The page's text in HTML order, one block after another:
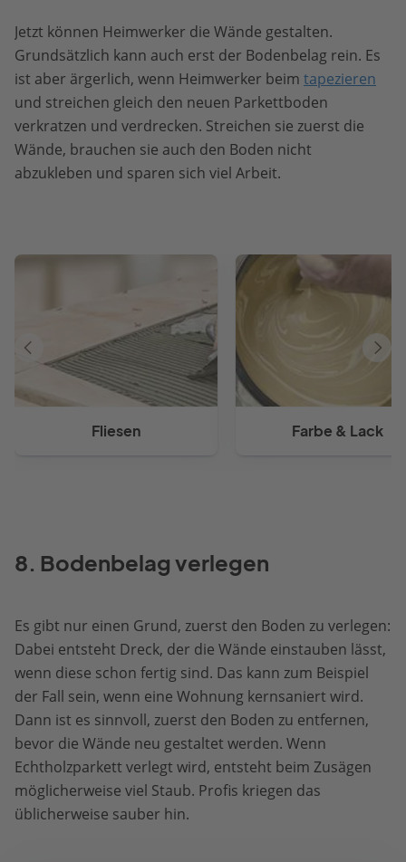
Jetzt können Heimwerker die Wände gestalten.
Grundsätzlich kann auch erst der Bodenbelag rein. Es
ist aber ärgerlich, wenn Heimwerker beim tapezieren
und streichen gleich den neuen Parkettboden
verkratzen und verdrecken. Streichen sie zuerst die
Wände, brauchen sie auch den Boden nicht
abzukleben und sparen sich viel Arbeit.
Fliesen Farbe & Lack
Vorheriger
8. Bodenbelag verlegen
Es gibt nur einen Grund, zuerst den Boden zu verlegen:
Dabei entsteht Dreck, der die Wände einstauben lässt,
wenn diese schon fertig sind. Das kann zum Beispiel
der Fall sein, wenn eine Wohnung kernsaniert wird.
Dann ist es sinnvoll, zuerst den Boden zu entfernen,
bevor die Wände neu gestaltet werden. Wenn
Echtholzparkett verlegt wird, entsteht beim Zusägen
möglicherweise viel Staub. Profis kriegen das
üblicherweise sauber hin.